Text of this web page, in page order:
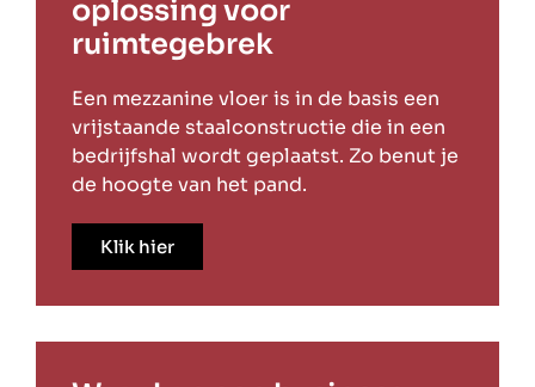
oplossing voor
ruimtegebrek
Een mezzanine vloer is in de basis een
vrijstaande staalconstructie die in een
bedrijfshal wordt geplaatst. Zo benut je
de hoogte van het pand.
Klik hier